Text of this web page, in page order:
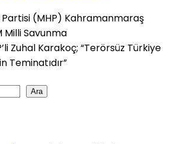
Zuhal Karakoç; “Terörsüz Türkiye
Teminatıdır”
Ara